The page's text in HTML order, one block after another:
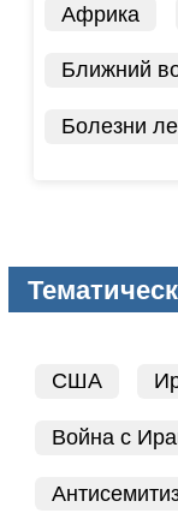
Африка
Ближний
Болезни
США
Война с